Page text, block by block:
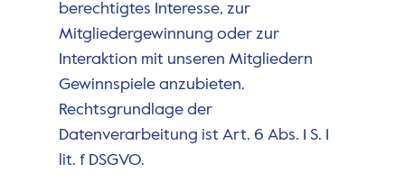
berechtigtes Interesse, zur
Mitgliedergewinnung oder zur
Interaktion mit unseren Mitgliedern
Gewinnspiele anzubieten.
Rechtsgrundlage der
Datenverarbeitung ist Art. 6 Abs. 1 S. 1
lit. f DSGVO.